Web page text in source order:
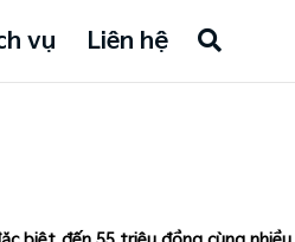
vụ Liên hệ